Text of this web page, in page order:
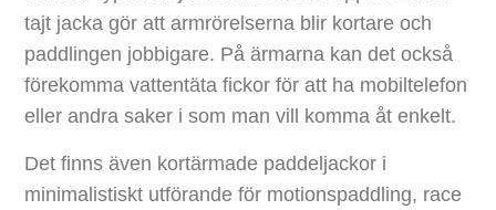
tajt jacka gör att armrörelserna blir kortare och
paddlingen jobbigare. På ärmarna kan det också
förekomma vattentäta fickor för att ha mobiltelefon
eller andra saker i som man vill komma åt enkelt.
Det finns även kortärmade paddeljackor i
minimalistiskt utförande för motionspaddling, race